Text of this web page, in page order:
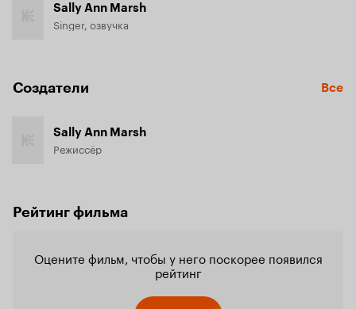
Sally Ann Marsh
Singer, озвучка
Создатели Все
Sally Ann Marsh
Режиссёр
Рейтинг фильма
Оцените фильм, чтобы у него поскорее появился
рейтинг